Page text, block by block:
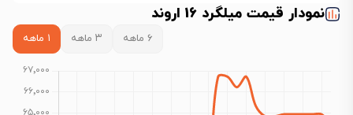
نمودار قیمت میلگرد 16 اروند
۶ ماهه ۳ ماهه ۱ ماهه